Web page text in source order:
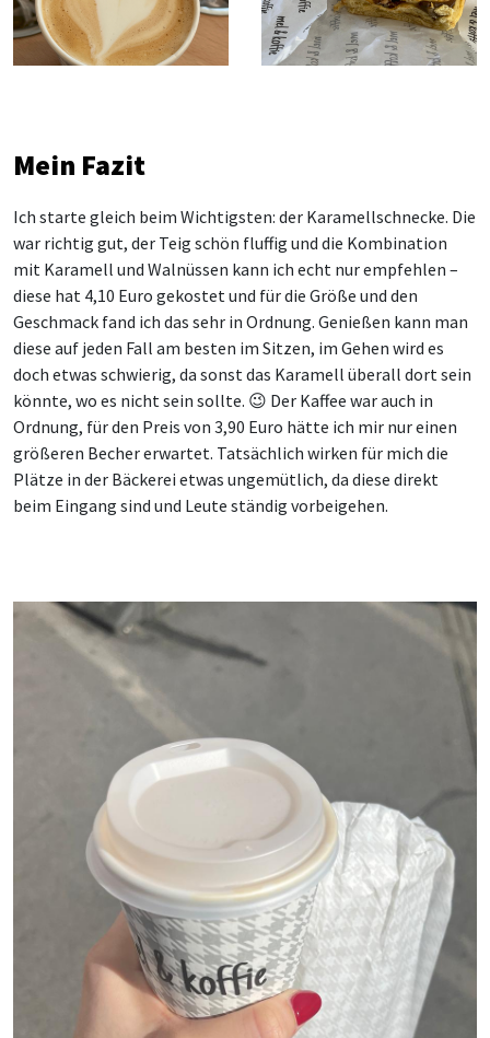
Mein Fazit
Ich starte gleich beim Wichtigsten: der Karamellschnecke. Die
war richtig gut, der Teig schön fluffig und die Kombination
mit Karamell und Walnüssen kann ich echt nur empfehlen –
diese hat 4,10 Euro gekostet und für die Größe und den
Geschmack fand ich das sehr in Ordnung. Genießen kann man
diese auf jeden Fall am besten im Sitzen, im Gehen wird es
doch etwas schwierig, da sonst das Karamell überall dort sein
könnte, wo es nicht sein sollte. 😉 Der Kaffee war auch in
Ordnung, für den Preis von 3,90 Euro hätte ich mir nur einen
größeren Becher erwartet. Tatsächlich wirken für mich die
Plätze in der Bäckerei etwas ungemütlich, da diese direkt
beim Eingang sind und Leute ständig vorbeigehen.